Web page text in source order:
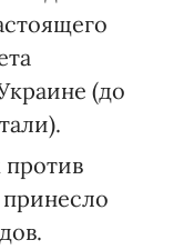
(до
против